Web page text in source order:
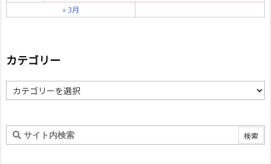
« 3月
カテゴリー
カ
テ
リ
ー